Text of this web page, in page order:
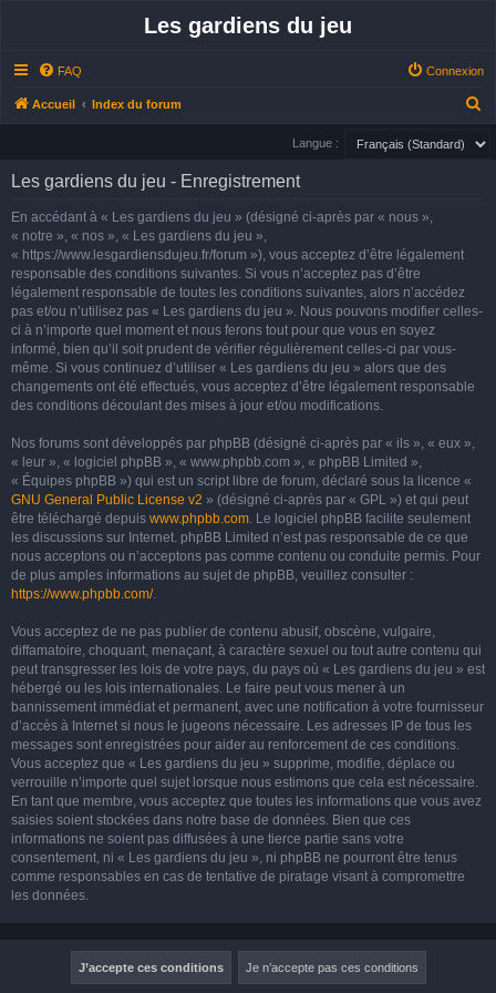
Les gardiens du jeu
FAQ Connexion
Accueil Index du forum
Langue :
Les gardiens du jeu - Enregistrement
En accédant à « Les gardiens du jeu » (désigné ci-après par « nous »,
« notre », « nos », « Les gardiens du jeu »,
« https://www.lesgardiensdujeu.fr/forum »), vous acceptez d’être légalement
responsable des conditions suivantes. Si vous n’acceptez pas d’être
légalement responsable de toutes les conditions suivantes, alors n’accédez
pas et/ou n’utilisez pas « Les gardiens du jeu ». Nous pouvons modifier celles-
ci à n’importe quel moment et nous ferons tout pour que vous en soyez
informé, bien qu’il soit prudent de vérifier régulièrement celles-ci par vous-
même. Si vous continuez d’utiliser « Les gardiens du jeu » alors que des
changements ont été effectués, vous acceptez d’être légalement responsable
des conditions découlant des mises à jour et/ou modifications.
Nos forums sont développés par phpBB (désigné ci-après par « ils », « eux »,
« leur », « logiciel phpBB », « www.phpbb.com », « phpBB Limited »,
« Équipes phpBB ») qui est un script libre de forum, déclaré sous la licence «
GNU General Public License v2 » (désigné ci-après par « GPL ») et qui peut
être téléchargé depuis www.phpbb.com. Le logiciel phpBB facilite seulement
les discussions sur Internet. phpBB Limited n’est pas responsable de ce que
nous acceptons ou n’acceptons pas comme contenu ou conduite permis. Pour
de plus amples informations au sujet de phpBB, veuillez consulter :
https://www.phpbb.com/.
Vous acceptez de ne pas publier de contenu abusif, obscène, vulgaire,
diffamatoire, choquant, menaçant, à caractère sexuel ou tout autre contenu qui
peut transgresser les lois de votre pays, du pays où « Les gardiens du jeu » est
hébergé ou les lois internationales. Le faire peut vous mener à un
bannissement immédiat et permanent, avec une notification à votre fournisseur
d’accès à Internet si nous le jugeons nécessaire. Les adresses IP de tous les
messages sont enregistrées pour aider au renforcement de ces conditions.
Vous acceptez que « Les gardiens du jeu » supprime, modifie, déplace ou
verrouille n’importe quel sujet lorsque nous estimons que cela est nécessaire.
En tant que membre, vous acceptez que toutes les informations que vous avez
saisies soient stockées dans notre base de données. Bien que ces
informations ne soient pas diffusées à une tierce partie sans votre
consentement, ni « Les gardiens du jeu », ni phpBB ne pourront être tenus
comme responsables en cas de tentative de piratage visant à compromettre
les données.